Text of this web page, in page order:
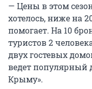
— Цены в этом
хотелось, ниже на
помогает. На 10
туристов 2
двух гостевых
ведет популярный
Крыму».